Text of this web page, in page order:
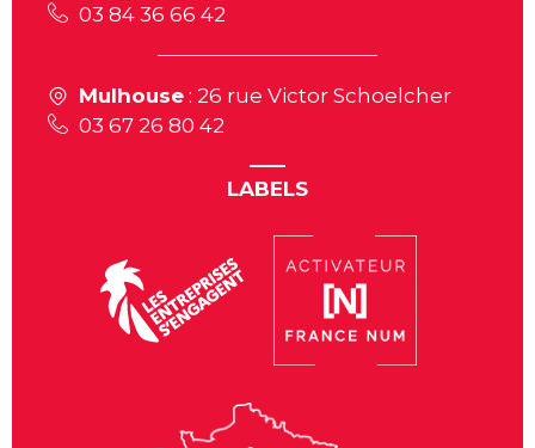
03 84 36 66 42
Mulhouse : 26 rue Victor Schoelcher
03 67 26 80 42
LABELS